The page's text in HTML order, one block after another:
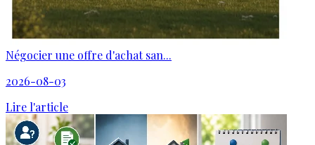
Négocier une offre d'achat san...
2026-08-03
Lire l'article